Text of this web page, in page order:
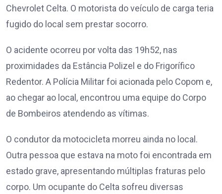
Chevrolet Celta. O motorista do veículo de carga teria
fugido do local sem prestar socorro.
O acidente ocorreu por volta das 19h52, nas
proximidades da Estância Polizel e do Frigorífico
Redentor. A Polícia Militar foi acionada pelo Copom e,
ao chegar ao local, encontrou uma equipe do Corpo
de Bombeiros atendendo as vítimas.
O condutor da motocicleta morreu ainda no local.
Outra pessoa que estava na moto foi encontrada em
estado grave, apresentando múltiplas fraturas pelo
corpo. Um ocupante do Celta sofreu diversas